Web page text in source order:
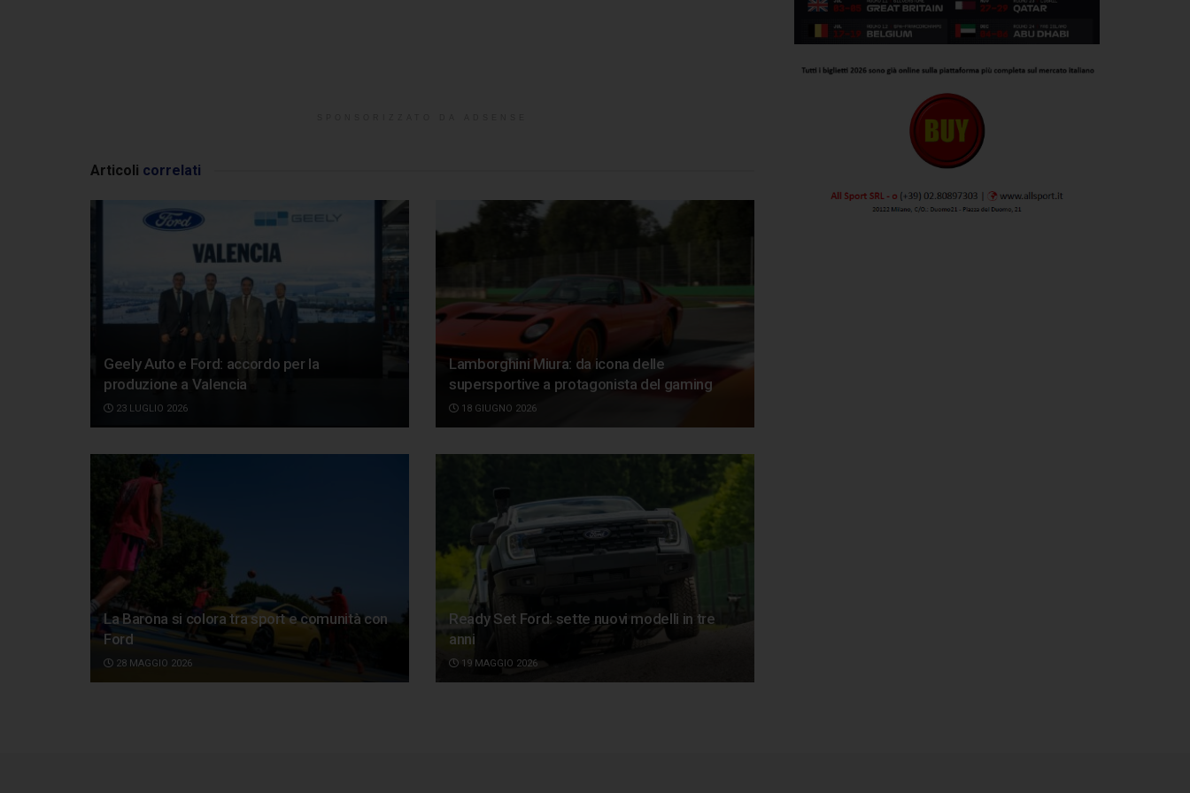
Articoli correlati
Geely Auto e Ford: accordo per la
produzione a Valencia
23 LUGLIO 2026
Lamborghini Miura: da icona delle
supersportive a protagonista del gaming
18 GIUGNO 2026
La Barona si colora tra sport e comunità con
Ford
28 MAGGIO 2026
Ready Set Ford: sette nuovi modelli in tre
anni
19 MAGGIO 2026